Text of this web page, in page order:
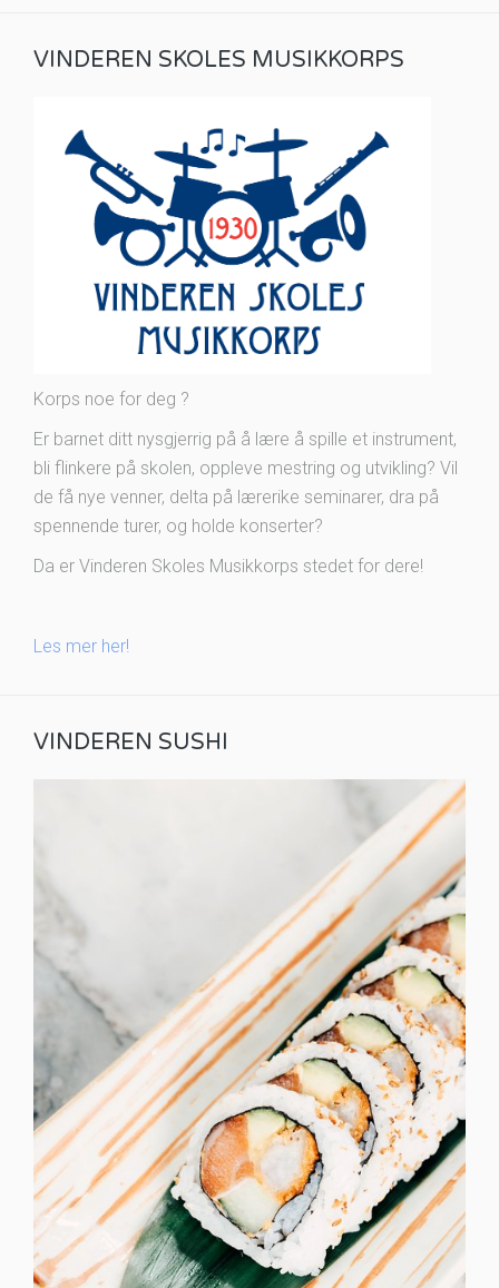
VINDEREN SKOLES MUSIKKORPS
Korps noe for deg ?
Er barnet ditt nysgjerrig på å lære å spille et instrument,
bli flinkere på skolen, oppleve mestring og utvikling? Vil
de få nye venner, delta på lærerike seminarer, dra på
spennende turer, og holde konserter?
Da er Vinderen Skoles Musikkorps stedet for dere!
Les mer her!
VINDEREN SUSHI